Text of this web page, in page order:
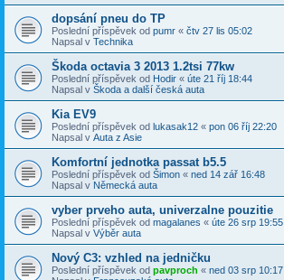
dopsání pneu do TP
Poslední příspěvek od pumr « čtv 27 lis 05:02
Napsal v Technika
Škoda octavia 3 2013 1.2tsi 77kw
Poslední příspěvek od Hodir « úte 21 říj 18:44
Napsal v Škoda a další česká auta
Kia EV9
Poslední příspěvek od lukasak12 « pon 06 říj 22:20
Napsal v Auta z Asie
Komfortní jednotka passat b5.5
Poslední příspěvek od Šimon « ned 14 zář 16:48
Napsal v Německá auta
vyber prveho auta, univerzalne pouzitie
Poslední příspěvek od magalanes « úte 26 srp 19:55
Napsal v Výběr auta
Nový C3: vzhled na jedničku
Poslední příspěvek od pavproch « ned 03 srp 10:17